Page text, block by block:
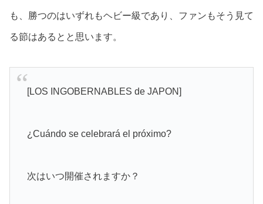
も、勝つのはいずれもヘビー級であり、ファンもそう見て
る節はあるとと思います。
[LOS INGOBERNABLES de JAPON]
¿Cuándo se celebrará el próximo?
次はいつ開催されますか？